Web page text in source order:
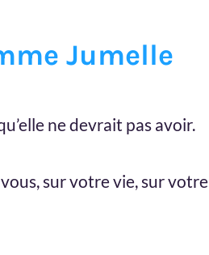
Jumelle
ne devrait pas avoir.
sur votre vie, sur votre